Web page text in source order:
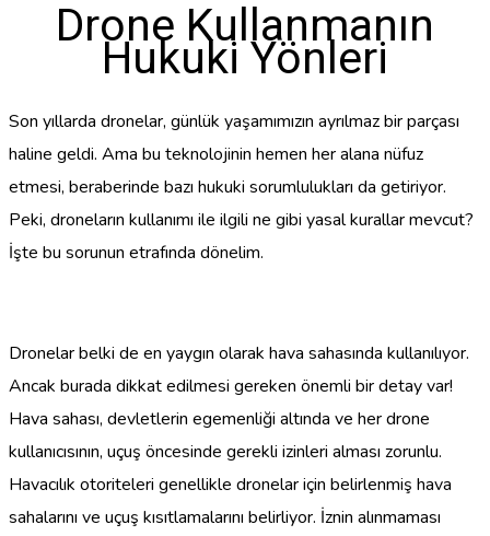
Drone Kullanmanın
Hukuki Yönleri
Son yıllarda dronelar, günlük yaşamımızın ayrılmaz bir parçası
haline geldi. Ama bu teknolojinin hemen her alana nüfuz
etmesi, beraberinde bazı hukuki sorumlulukları da getiriyor.
Peki, droneların kullanımı ile ilgili ne gibi yasal kurallar mevcut?
İşte bu sorunun etrafında dönelim.
Dronelar belki de en yaygın olarak hava sahasında kullanılıyor.
Ancak burada dikkat edilmesi gereken önemli bir detay var!
Hava sahası, devletlerin egemenliği altında ve her drone
kullanıcısının, uçuş öncesinde gerekli izinleri alması zorunlu.
Havacılık otoriteleri genellikle dronelar için belirlenmiş hava
sahalarını ve uçuş kısıtlamalarını belirliyor. İznin alınmaması